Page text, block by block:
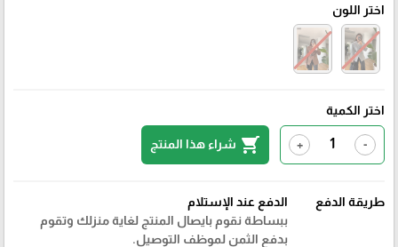
اختر اللون
اختر الكمية
-
+
shopping_cart شراء هذا المنتج
طريقة الدفع
الدفع عند الإستلام
ببساطة نقوم بايصال المنتج لغاية منزلك وتقوم
بدفع الثمن لموظف التوصيل.